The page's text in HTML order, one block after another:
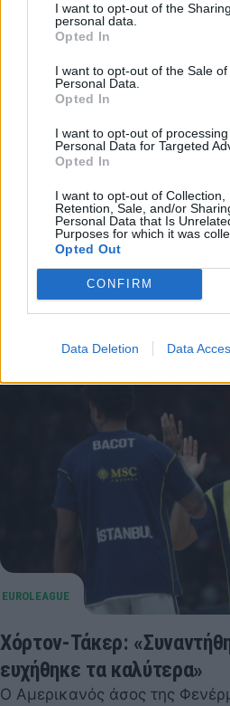
I want to opt-out of the
personal data.
Opted In
I want to opt-out of the Sale of
Personal Data.
Opted In
I want to opt-out of
Personal Data for Targeted
Opted In
I want to opt-out of Collection,
Retention, Sale, and/or
Personal Data that Is
Purposes for which it was
Opted Out
CONFIRM
Data Deletion Data
Σύζυγος Ναν: «Τα τρόπαια
αγοράζονται»
Το δικό της μήνυμα, με
έστειλε η σύζυγος του
κατάκτηση του Ευρωπαϊκού
το…
Χόρτον-Τάκερ:
ευχήθηκε τα καλύτερα»
Ο Αμερικανός άσος της